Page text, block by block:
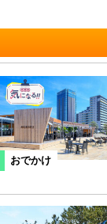
おでかけ